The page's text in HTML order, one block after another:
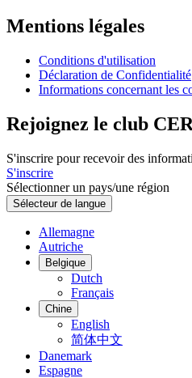
Mentions légales
Conditions d'utilisation
Déclaration de Confidentialité
Informations concernant les
Rejoignez le club
S'inscrire pour recevoir des
S'inscrire
Sélectionner un pays/une région
Sélecteur de langue
Allemagne
Autriche
Belgique
Dutch
Français
Chine
English
简体中文
Danemark
Espagne